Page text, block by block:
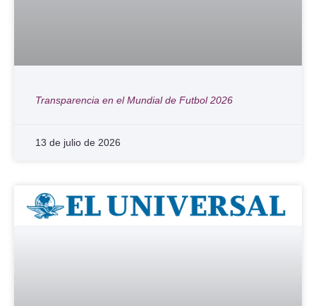
Transparencia en el Mundial de Futbol 2026
13 de julio de 2026